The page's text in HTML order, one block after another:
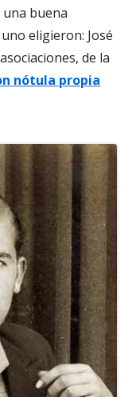
buena
uno eligieron: José
de la
nótula propia